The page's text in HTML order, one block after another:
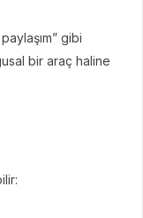
gibi
bir araç haline